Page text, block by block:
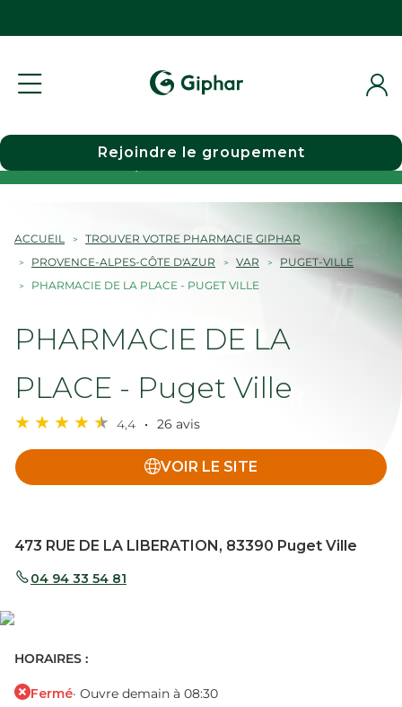
Choisir une pharmacie
Rejoindre le groupement
ACCUEIL
TROUVER VOTRE PHARMACIE GIPHAR
PROVENCE-ALPES-CÔTE D'AZUR
VAR
PUGET-VILLE
PHARMACIE DE LA PLACE - PUGET VILLE
PHARMACIE DE LA
PLACE - Puget Ville
4,4 26 avis
VOIR LE SITE
473 RUE DE LA LIBERATION, 83390 Puget Ville
04 94 33 54 81
HORAIRES :
Fermé· Ouvre demain à 08:30